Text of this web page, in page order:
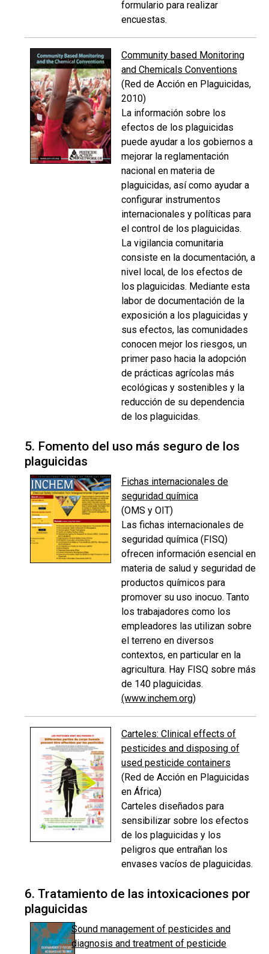
formulario para realizar
encuestas.
Community based Monitoring
and Chemicals Conventions
(Red de Acción en Plaguicidas,
2010)
La información sobre los
efectos de los plaguicidas
puede ayudar a los gobiernos a
mejorar la reglamentación
nacional en materia de
plaguicidas, así como ayudar a
configurar instrumentos
internacionales y políticas para
el control de los plaguicidas.
La vigilancia comunitaria
consiste en la documentación, a
nivel local, de los efectos de
los plaguicidas. Mediante esta
labor de documentación de la
exposición a los plaguicidas y
sus efectos, las comunidades
conocen mejor los riesgos, un
primer paso hacia la adopción
de prácticas agrícolas más
ecológicas y sostenibles y la
reducción de su dependencia
de los plaguicidas.
5. Fomento del uso más seguro de los
plaguicidas
Fichas internacionales de
seguridad química
(OMS y OIT)
Las fichas internacionales de
seguridad química (FISQ)
ofrecen información esencial en
materia de salud y seguridad de
productos químicos para
promover su uso inocuo. Tanto
los trabajadores como los
empleadores las utilizan sobre
el terreno en diversos
contextos, en particular en la
agricultura. Hay FISQ sobre más
de 140 plaguicidas.
(www.inchem.org)
Carteles: Clinical effects of
pesticides and disposing of
used pesticide containers
(Red de Acción en Plaguicidas
en África)
Carteles diseñados para
sensibilizar sobre los efectos
de los plaguicidas y los
peligros que entrañan los
envases vacíos de plaguicidas.
6. Tratamiento de las intoxicaciones por
plaguicidas
Sound management of pesticides and
diagnosis and treatment of pesticide